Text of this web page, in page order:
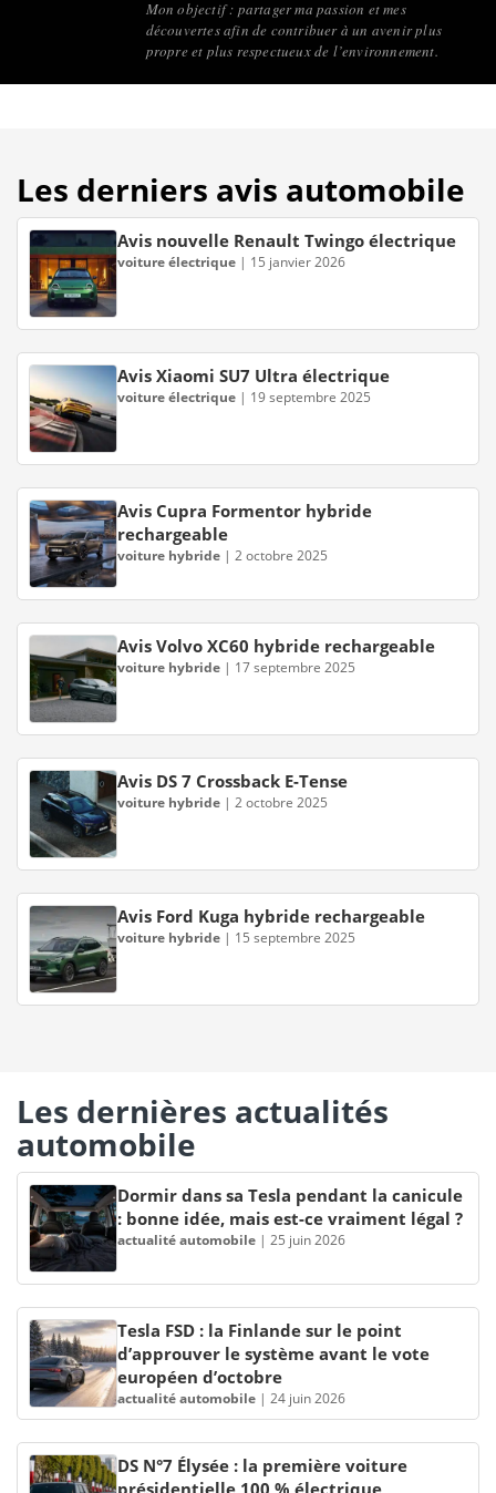
Mon objectif : partager ma passion et mes
découvertes afin de contribuer à un avenir plus
propre et plus respectueux de l’environnement.
Les derniers avis automobile
Avis nouvelle Renault Twingo électrique
voiture électrique | 15 janvier 2026
Avis Xiaomi SU7 Ultra électrique
voiture électrique | 19 septembre 2025
Avis Cupra Formentor hybride
rechargeable
voiture hybride | 2 octobre 2025
Avis Volvo XC60 hybride rechargeable
voiture hybride | 17 septembre 2025
Avis DS 7 Crossback E-Tense
voiture hybride | 2 octobre 2025
Avis Ford Kuga hybride rechargeable
voiture hybride | 15 septembre 2025
Les dernières actualités
automobile
Dormir dans sa Tesla pendant la canicule
: bonne idée, mais est-ce vraiment légal ?
actualité automobile | 25 juin 2026
Tesla FSD : la Finlande sur le point
d’approuver le système avant le vote
européen d’octobre
actualité automobile | 24 juin 2026
DS N°7 Élysée : la première voiture
présidentielle 100 % électrique